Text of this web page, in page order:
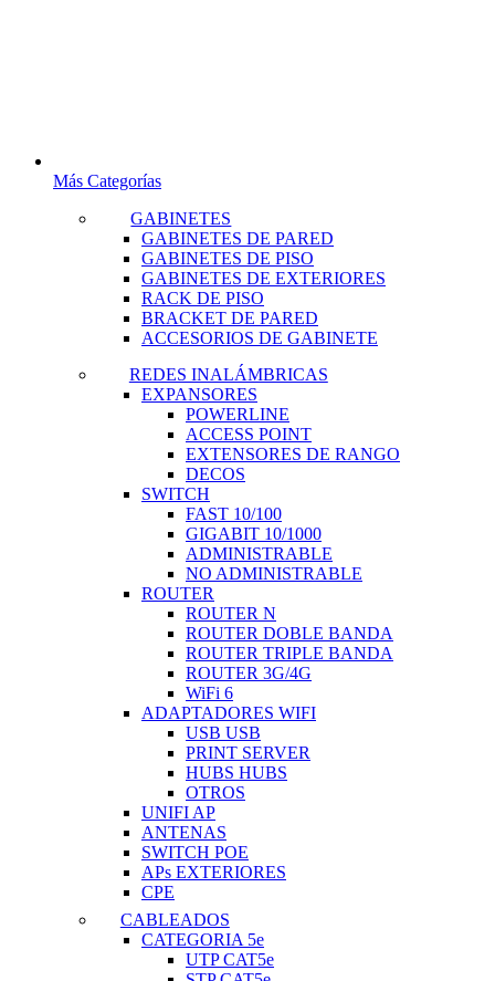
Más Categorías
GABINETES
GABINETES DE PARED
GABINETES DE PISO
GABINETES DE EXTERIORES
RACK DE PISO
BRACKET DE PARED
ACCESORIOS DE GABINETE
REDES INALÁMBRICAS
EXPANSORES
POWERLINE
ACCESS POINT
EXTENSORES DE RANGO
DECOS
SWITCH
FAST 10/100
GIGABIT 10/1000
ADMINISTRABLE
NO ADMINISTRABLE
ROUTER
ROUTER N
ROUTER DOBLE BANDA
ROUTER TRIPLE BANDA
ROUTER 3G/4G
WiFi 6
ADAPTADORES WIFI
USB USB
PRINT SERVER
HUBS HUBS
OTROS
UNIFI AP
ANTENAS
SWITCH POE
APs EXTERIORES
CPE
CABLEADOS
CATEGORIA 5e
UTP CAT5e